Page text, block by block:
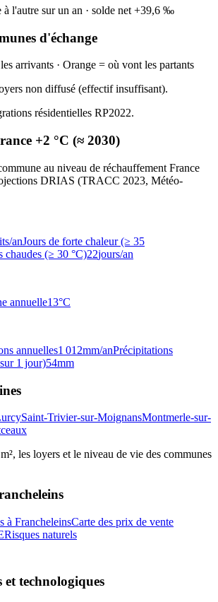
l'autre sur un an · solde net +39,6 ‰
d'échange
arrivants · Orange = où vont les partants
non diffusé (effectif insuffisant).
résidentielles RP2022.
+2 °C (≈ 2030)
au niveau de réchauffement France
DRIAS (TRACC 2023, Météo-
anJours de forte chaleur (≥ 35
chaudes (≥ 30 °C)22jours/an
annuelle13°C
annuelles1 012mm/anPrécipitations
1 jour)54mm
Saint-Trivier-sur-MoignansMontmerle-sur-
les loyers et le niveau de vie des communes
à FrancheleinsCarte des prix de vente
Risques naturels
et technologiques